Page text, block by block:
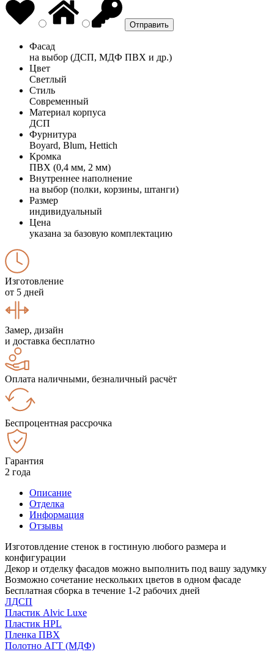
Фасад
на выбор (ДСП, МДФ ПВХ и др.)
Цвет
Светлый
Стиль
Современный
Материал корпуса
ДСП
Фурнитура
Boyard, Blum, Hettich
Кромка
ПВХ (0,4 мм, 2 мм)
Внутреннее наполнение
на выбор (полки, корзины, штанги)
Размер
индивидуальный
Цена
указана за базовую комплектацию
Изготовление
от 5 дней
Замер, дизайн
и доставка бесплатно
Оплата наличными, безналичный расчёт
Беспроцентная рассрочка
Гарантия
2 года
Описание
Отделка
Информация
Отзывы
Изготовлдение стенок в гостиную любого размера и
конфигурации
Декор и отделку фасадов можно выполнить под вашу задумку
Возможно сочетание нескольких цветов в одном фасаде
Бесплатная сборка в течение 1-2 рабочих дней
ЛДСП
Пластик Alvic Luxe
Пластик HPL
Пленка ПВХ
Полотно АГТ (МДФ)